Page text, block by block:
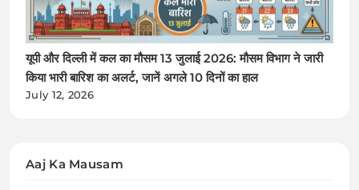
यूपी और दिल्ली में कल का मौसम 13 जुलाई 2026: मौसम विभाग ने जारी
किया भारी बारिश का अलर्ट, जानें अगले 10 दिनों का हाल
July 12, 2026
Aaj Ka Mausam